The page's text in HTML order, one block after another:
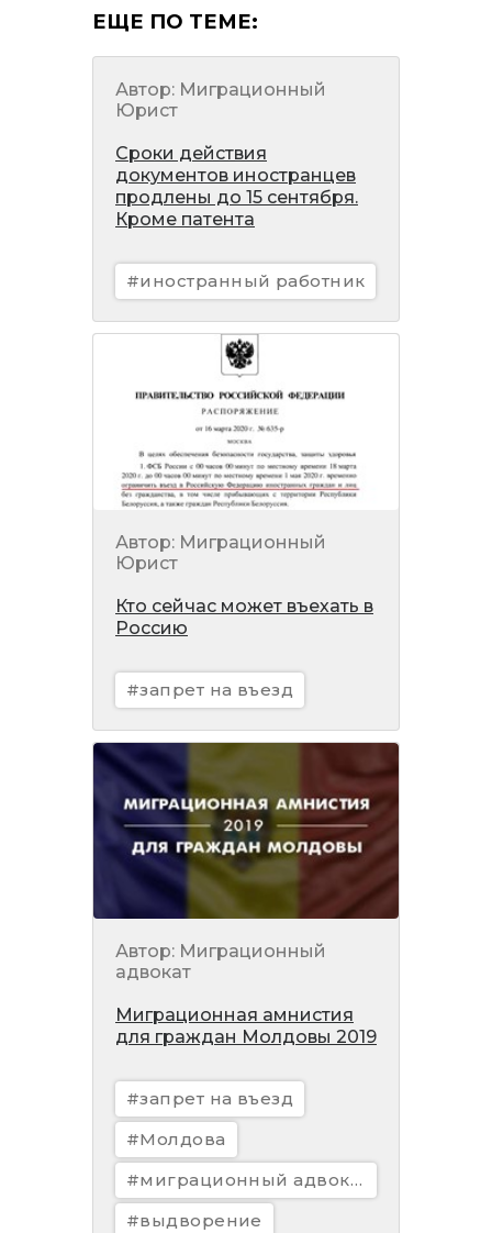
ЕЩЕ ПО ТЕМЕ:
Автор: Миграционный
Юрист
Сроки действия
документов иностранцев
продлены до 15 сентября.
Кроме патента
#иностранный работник
Автор: Миграционный
Юрист
Кто сейчас может въехать в
Россию
#запрет на въезд
Автор: Миграционный
адвокат
Миграционная амнистия
для граждан Молдовы 2019
#запрет на въезд
#Молдова
#миграционный адвокат
#выдворение